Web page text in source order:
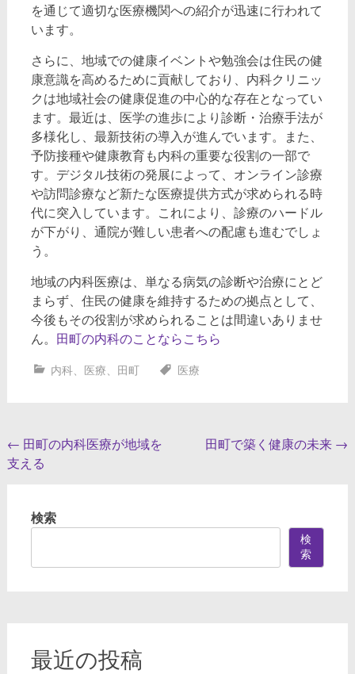
を通じて適切な医療機関への紹介が迅速に行われて
います。
さらに、地域での健康イベントや勉強会は住民の健
康意識を高めるために貢献しており、内科クリニッ
クは地域社会の健康促進の中心的な存在となってい
ます。最近は、医学の進歩により診断・治療手法が
多様化し、最新技術の導入が進んでいます。また、
予防接種や健康教育も内科の重要な役割の一部で
す。デジタル技術の発展によって、オンライン診療
や訪問診療など新たな医療提供方式が求められる時
代に突入しています。これにより、診療のハードル
が下がり、通院が難しい患者への配慮も進むでしょ
う。
地域の内科医療は、単なる病気の診断や治療にとど
まらず、住民の健康を維持するための拠点として、
今後もその役割が求められることは間違いありませ
ん。 田町の内科のことならこちら
内科、 医療、 田町 医療
投
稿
← 田町の内科医療が地域を
支える
田町で築く健康の未来 →
検索
検
索
最近の投稿